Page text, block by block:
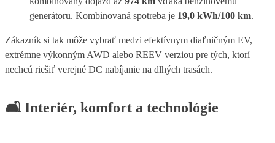
generátoru. Kombinovaná spotreba je 19,0 kWh/100 km.
Zákazník si tak môže vybrať medzi efektívnym diaľničným EV,
extrémne výkonným AWD alebo REEV verziou pre tých, ktorí
nechcú riešiť verejné DC nabíjanie na dlhých trasách.
🛋️ Interiér, komfort a technológie